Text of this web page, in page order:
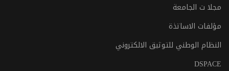
مجلا ت الجامعة
مؤلفات الاساتذة
النظام الوطني للتوثيق الالكتروني
DSPACE